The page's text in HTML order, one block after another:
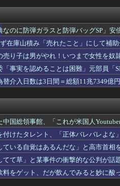
れた…」ワイ「会社終わったやろなぁ...
みわいせつか男を逮捕。小学生2人に...
歌」開催決定！ゲスト8名も発表『...
選手権」グランプリは仮面ライダー
撃に米軍が迎撃、クウェートも迎撃
えた」
』表紙で神ボディ大解放
再生wwwwwwwwww
つけてほしいよね
と離党すればいいのに」SNSで逆風...
提供で報奨金約39億円！
アの破壊力がヤバイwwwwwwww...
れた｢うなぎのかば焼き｣で食中毒...
存在になりきれないペンペンねこ...
議、埼玉知事選（来年８月）に立候
死 ちいかわの監督「原作に忠実に」
😭 （※画像あり）
なのに防弾ガラスと防弾バッグSP」
在庫山積み「売れたこと」にして補
売り子は男がやれ！いつまで女性を奴
「事実を認めることは困難」元部員
替介入日数は3日間＝総額11兆7349億円
国総領事館、「これが米国人
付けたタレント、「正体バレバレよ
ている自覚はあるんだな」と高市首
てて草」と某事件の衝撃的な公判が
料をゲット、だが飲んでみると妙に